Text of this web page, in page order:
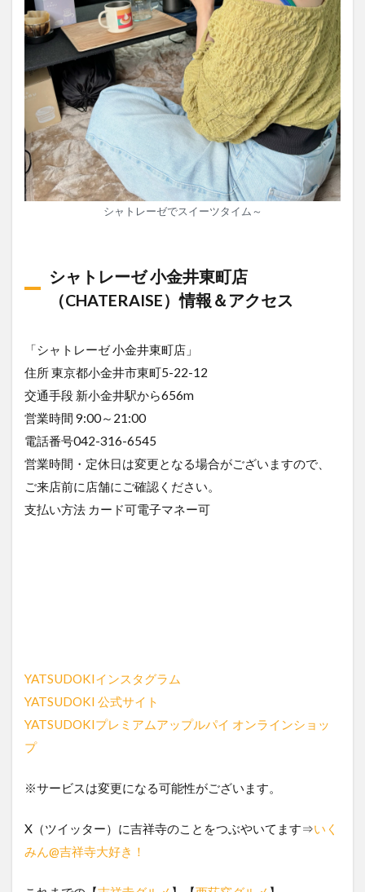
シャトレーゼでスイーツタイム～
シャトレーゼ 小金井東町店
（CHATERAISE）情報＆アクセス
「シャトレーゼ 小金井東町店」
住所 東京都小金井市東町5-22-12
交通手段 新小金井駅から656m
営業時間 9:00～21:00
電話番号042-316-6545
営業時間・定休日は変更となる場合がございますので、
ご来店前に店舗にご確認ください。
支払い方法 カード可電子マネー可
YATSUDOKIインスタグラム
YATSUDOKI 公式サイト
YATSUDOKIプレミアムアップルパイ オンラインショッ
プ
※サービスは変更になる可能性がございます。
X（ツイッター）に吉祥寺のことをつぶやいてます⇒いく
みん@吉祥寺大好き！